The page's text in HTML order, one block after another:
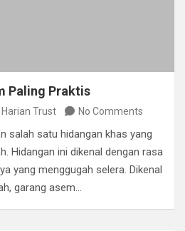
Paling Praktis
Harian Trust No Comments
salah satu hidangan khas yang
Hidangan ini dikenal dengan rasa
yang menggugah selera. Dikenal
garang asem…